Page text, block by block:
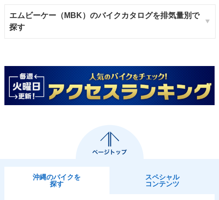
エムビーケー（MBK）のバイクカタログを排気量別で
探す
沖縄のバイクを
探す
スペシャル
コンテンツ